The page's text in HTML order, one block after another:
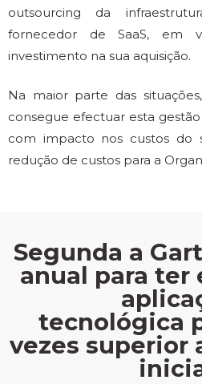
outsourcing da
fornecedor de SaaS, em
investimento na sua aquisição.
Na maior parte das
consegue efectuar esta
com impacto nos custos do
redução de custos para a
Segunda a
anual para ter
tecnológica
vezes superior